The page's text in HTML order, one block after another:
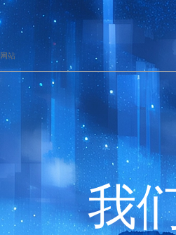
品牌设计
标志Logo设计
Logo&VI设计
色彩系统建立
字体研究与设计
品牌纹样设计
IP吉祥物设计
网站
我